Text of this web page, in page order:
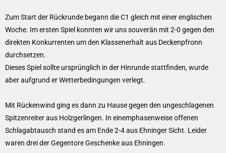
Zum Start der Rückrunde begann die C1 gleich mit einer englischen
Woche. Im ersten Spiel konnten wir uns souverän mit 2-0 gegen den
direkten Konkurrenten um den Klassenerhalt aus Deckenpfronn
durchsetzen.
Dieses Spiel sollte ursprünglich in der Hinrunde stattfinden, wurde
aber aufgrund er Wetterbedingungen verlegt.
Mit Rückenwind ging es dann zu Hause gegen den ungeschlagenen
Spitzenreiter aus Holzgerlingen. In einemphasenweise offenen
Schlagabtausch stand es am Ende 2-4 aus Ehninger Sicht. Leider
waren drei der Gegentore Geschenke aus Ehningen.